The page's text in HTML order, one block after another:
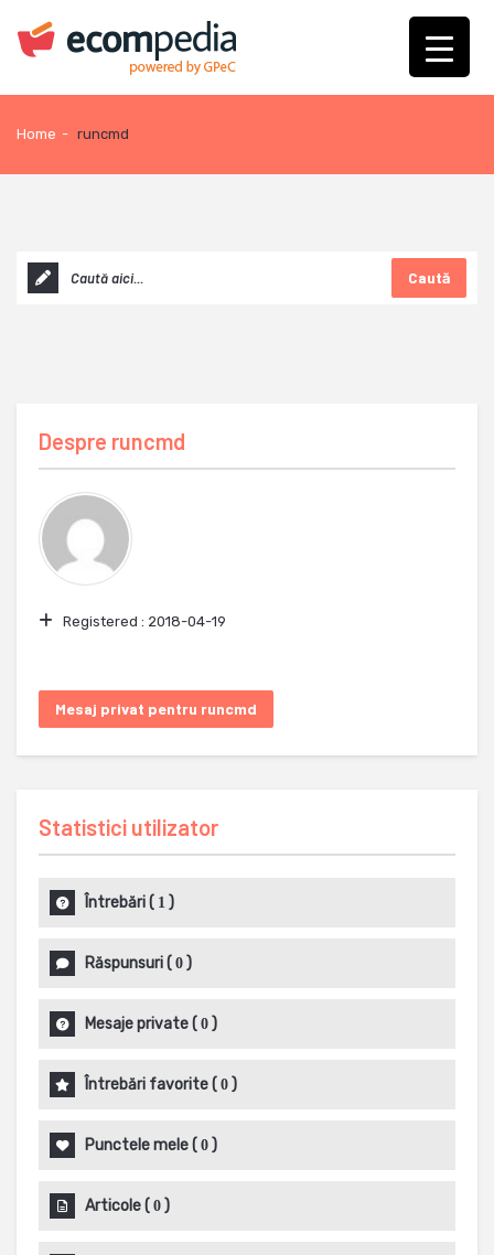
Home - runcmd
Caută
Despre runcmd
Registered : 2018-04-19
Mesaj privat pentru runcmd
Statistici utilizator
Întrebări( 1 )
Răspunsuri( 0 )
Mesaje private( 0 )
Întrebări favorite( 0 )
Punctele mele( 0 )
Articole( 0 )